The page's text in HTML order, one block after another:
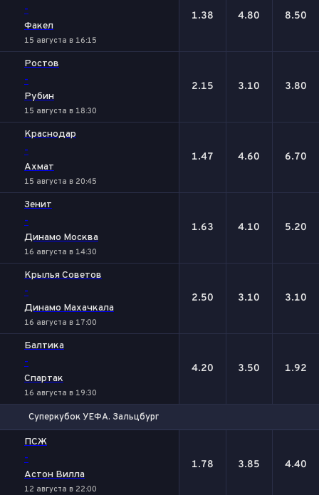
-
Факел
15 августа в 16:15
1.38 4.80 8.50
Ростов
-
Рубин
15 августа в 18:30
2.15 3.10 3.80
Краснодар
-
Ахмат
15 августа в 20:45
1.47 4.60 6.70
Зенит
-
Динамо Москва
16 августа в 14:30
1.63 4.10 5.20
Крылья Советов
-
Динамо Махачкала
16 августа в 17:00
2.50 3.10 3.10
Балтика
-
Спартак
16 августа в 19:30
4.20 3.50 1.92
Суперкубок УЕФА. Зальцбург
ПСЖ
-
Астон Вилла
12 августа в 22:00
1.78 3.85 4.40